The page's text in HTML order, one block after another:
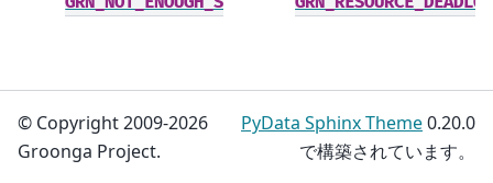
© Copyright 2009-2026
Groonga Project.
PyData Sphinx Theme0.20.0
で構築されています。